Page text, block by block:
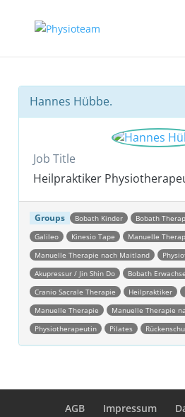
Hannes Hübbe.
Job Title
Heilpraktiker
Groups Bobath Kinder
Bobath
Galileo
Kinesio Tape
Manuelle
Manuelle Therapie nach Maitland
Akupressur / Jin Shin Do Bobath
Cranio Sacrale Therapie
Heilpraktiker
Manuelle Therapie
Manuelle Therapie
Physiotherapeutin
Pilates
AGB Impressum